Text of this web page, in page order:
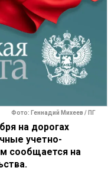
Фото: Геннадий Михеев / ПГ
на дорогах
учетно-
сообщается на